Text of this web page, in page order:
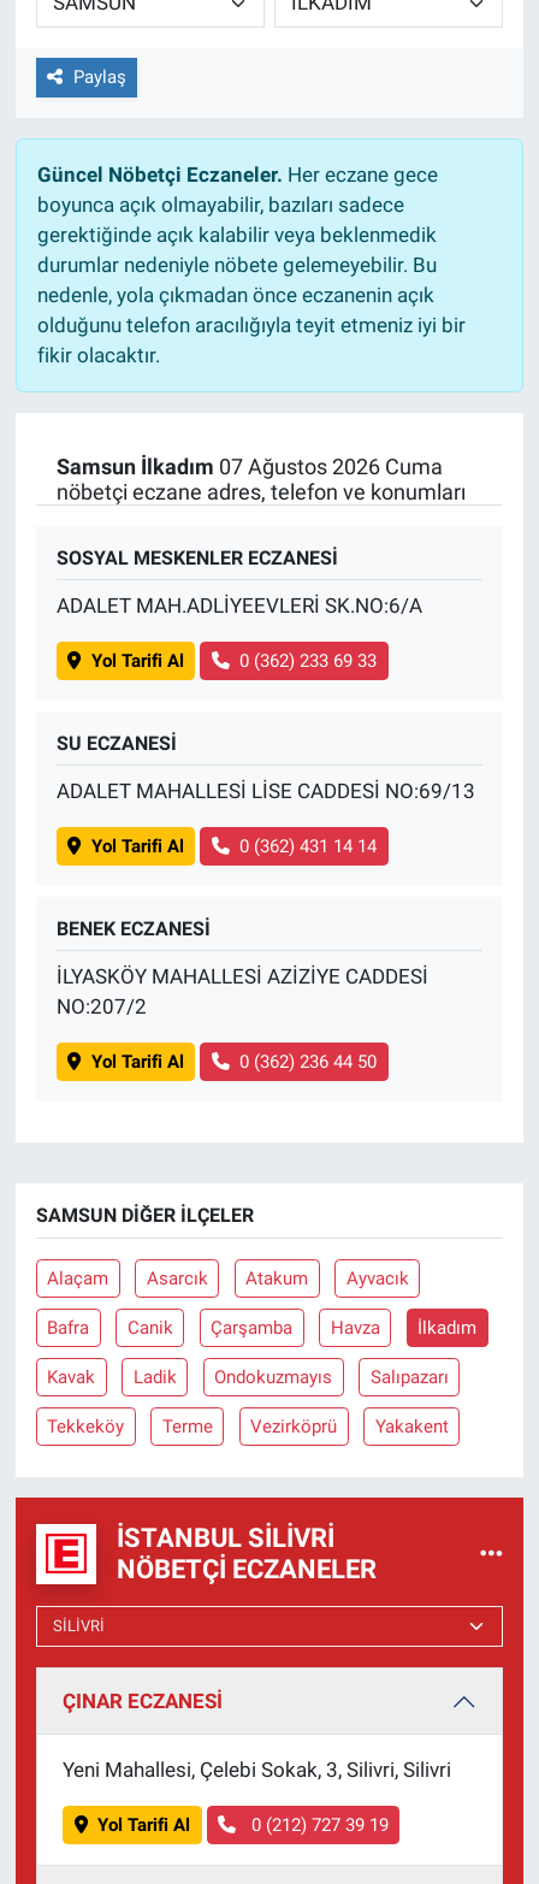
Paylaş
Güncel Nöbetçi Eczaneler. Her eczane gece
boyunca açık olmayabilir, bazıları sadece
gerektiğinde açık kalabilir veya beklenmedik
durumlar nedeniyle nöbete gelemeyebilir. Bu
nedenle, yola çıkmadan önce eczanenin açık
olduğunu telefon aracılığıyla teyit etmeniz iyi bir
fikir olacaktır.
Samsun İlkadım 07 Ağustos 2026 Cuma
nöbetçi eczane adres, telefon ve konumları
SOSYAL MESKENLER ECZANESİ
ADALET MAH.ADLİYEEVLERİ SK.NO:6/A
Yol Tarifi Al 0 (362) 233 69 33
SU ECZANESİ
ADALET MAHALLESİ LİSE CADDESİ NO:69/13
Yol Tarifi Al 0 (362) 431 14 14
BENEK ECZANESİ
İLYASKÖY MAHALLESİ AZİZİYE CADDESİ
NO:207/2
Yol Tarifi Al 0 (362) 236 44 50
SAMSUN DIĞER İLÇELER
Alaçam Asarcık Atakum Ayvacık
Bafra Canik Çarşamba Havza İlkadım
Kavak Ladik Ondokuzmayıs Salıpazarı
Tekkeköy Terme Vezirköprü Yakakent
İSTANBUL SILIVRI
NÖBETÇI ECZANELER
ÇINAR ECZANESİ
Yeni Mahallesi, Çelebi Sokak, 3, Silivri, Silivri
Yol Tarifi Al 0 (212) 727 39 19